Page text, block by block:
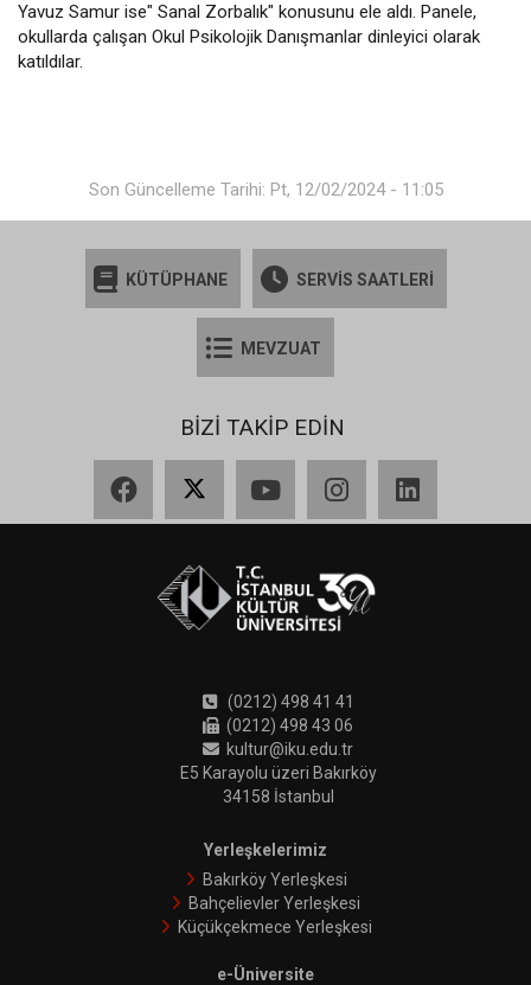
Yavuz Samur ise" Sanal Zorbalık" konusunu ele aldı. Panele,
okullarda çalışan Okul Psikolojik Danışmanlar dinleyici olarak
katıldılar.
Son Güncelleme Tarihi: Pt, 12/02/2024 - 11:05
KÜTÜPHANE SERVİS SAATLERİ
MEVZUAT
BİZİ TAKİP EDİN
(0212) 498 41 41
(0212) 498 43 06
kultur@iku.edu.tr
E5 Karayolu üzeri Bakırköy
34158 İstanbul
Yerleşkelerimiz
Bakırköy Yerleşkesi
Bahçelievler Yerleşkesi
Küçükçekmece Yerleşkesi
e-Üniversite